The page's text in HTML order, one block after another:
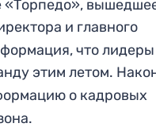
«Торпедо»,
и главного
что лидеры
этим летом.
о кадровых